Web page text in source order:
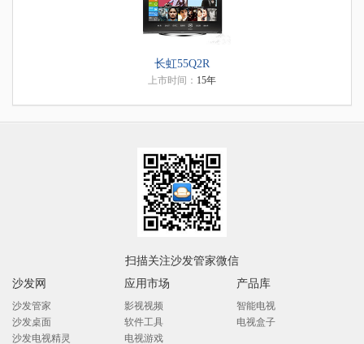
长虹55Q2R
上市时间： 15年
扫描关注沙发管家微信
沙发网
沙发管家
沙发桌面
沙发电视精灵
应用市场
影视视频
软件工具
电视游戏
产品库
智能电视
电视盒子